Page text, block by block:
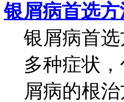
银屑病首选方
银屑病首
多种症状
屑病的根